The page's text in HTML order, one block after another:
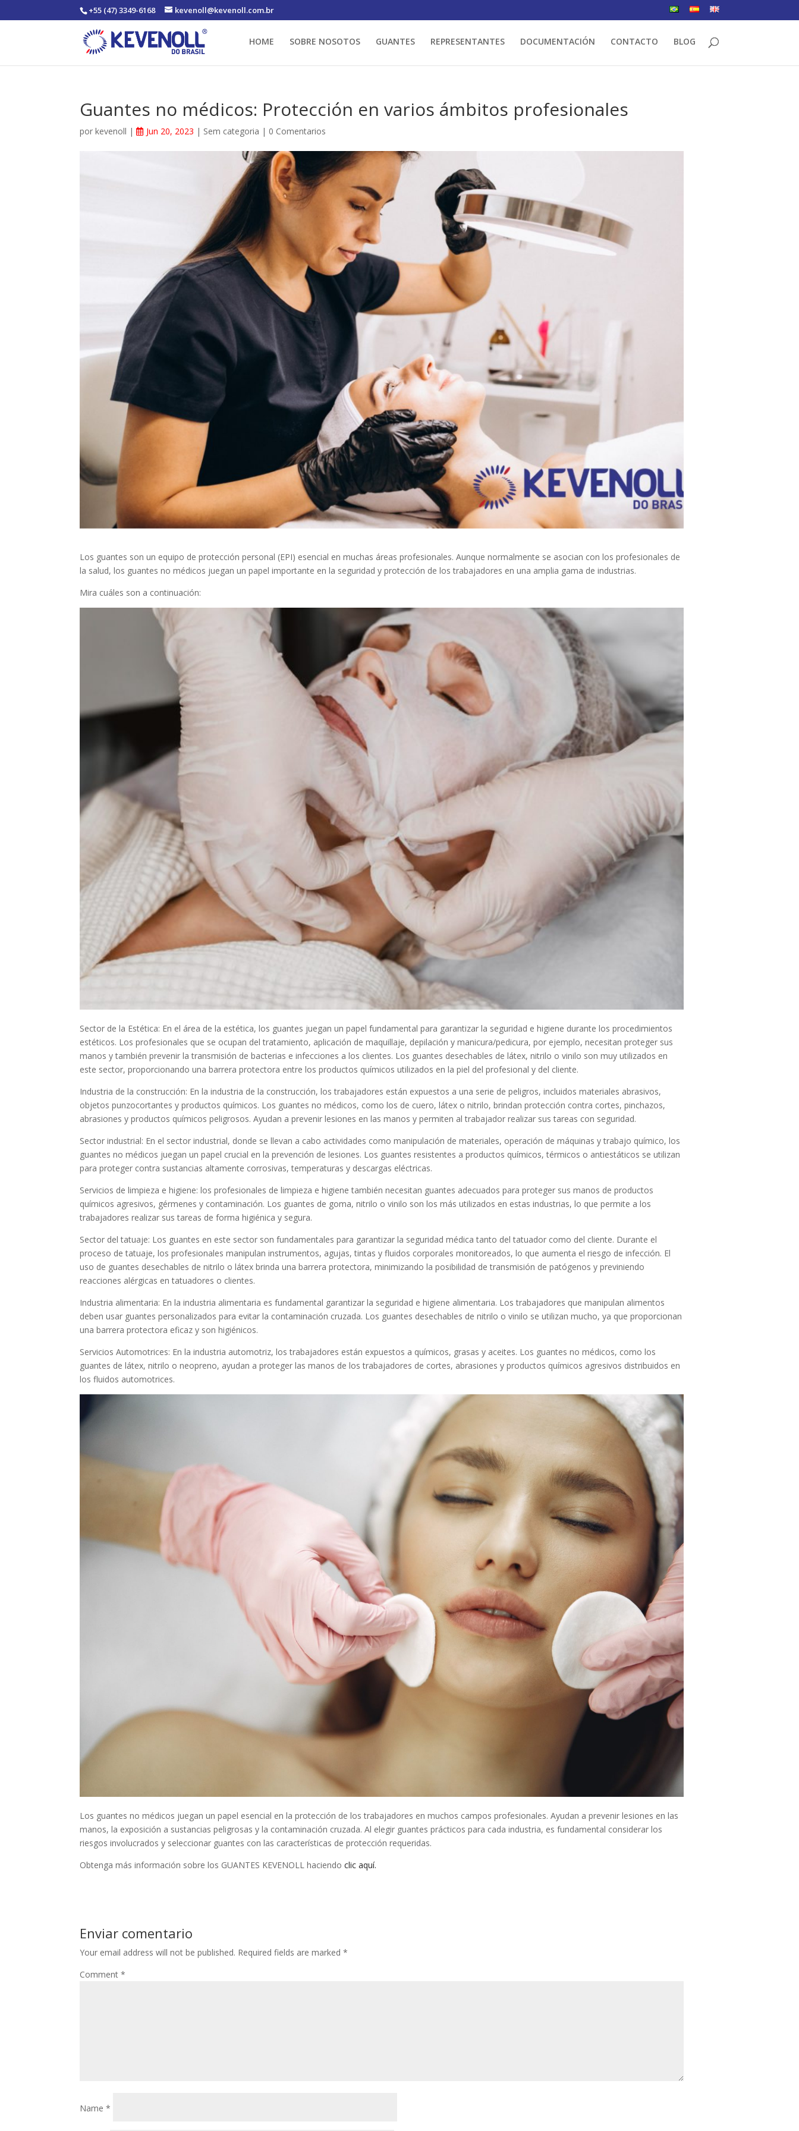
+55 (47) 3349-6168 kevenoll@kevenoll.com.br
HOME SOBRE NOSOTOS GUANTES REPRESENTANTES DOCUMENTACIÓN CONTACTO BLOG
Guantes no médicos: Protección en varios ámbitos profesionales
porkevenoll | Jun 20, 2023 | Sem categoria | 0 Comentarios
Los guantes son un equipo de protección personal (EPI) esencial en muchas áreas profesionales. Aunque normalmente se asocian con los profesionales de
la salud, los guantes no médicos juegan un papel importante en la seguridad y protección de los trabajadores en una amplia gama de industrias.
Mira cuáles son a continuación:
Sector de la Estética: En el área de la estética, los guantes juegan un papel fundamental para garantizar la seguridad e higiene durante los procedimientos
estéticos. Los profesionales que se ocupan del tratamiento, aplicación de maquillaje, depilación y manicura/pedicura, por ejemplo, necesitan proteger sus
manos y también prevenir la transmisión de bacterias e infecciones a los clientes. Los guantes desechables de látex, nitrilo o vinilo son muy utilizados en
este sector, proporcionando una barrera protectora entre los productos químicos utilizados en la piel del profesional y del cliente.
Industria de la construcción: En la industria de la construcción, los trabajadores están expuestos a una serie de peligros, incluidos materiales abrasivos,
objetos punzocortantes y productos químicos. Los guantes no médicos, como los de cuero, látex o nitrilo, brindan protección contra cortes, pinchazos,
abrasiones y productos químicos peligrosos. Ayudan a prevenir lesiones en las manos y permiten al trabajador realizar sus tareas con seguridad.
Sector industrial: En el sector industrial, donde se llevan a cabo actividades como manipulación de materiales, operación de máquinas y trabajo químico, los
guantes no médicos juegan un papel crucial en la prevención de lesiones. Los guantes resistentes a productos químicos, térmicos o antiestáticos se utilizan
para proteger contra sustancias altamente corrosivas, temperaturas y descargas eléctricas.
Servicios de limpieza e higiene: los profesionales de limpieza e higiene también necesitan guantes adecuados para proteger sus manos de productos
químicos agresivos, gérmenes y contaminación. Los guantes de goma, nitrilo o vinilo son los más utilizados en estas industrias, lo que permite a los
trabajadores realizar sus tareas de forma higiénica y segura.
Sector del tatuaje: Los guantes en este sector son fundamentales para garantizar la seguridad médica tanto del tatuador como del cliente. Durante el
proceso de tatuaje, los profesionales manipulan instrumentos, agujas, tintas y fluidos corporales monitoreados, lo que aumenta el riesgo de infección. El
uso de guantes desechables de nitrilo o látex brinda una barrera protectora, minimizando la posibilidad de transmisión de patógenos y previniendo
reacciones alérgicas en tatuadores o clientes.
Industria alimentaria: En la industria alimentaria es fundamental garantizar la seguridad e higiene alimentaria. Los trabajadores que manipulan alimentos
deben usar guantes personalizados para evitar la contaminación cruzada. Los guantes desechables de nitrilo o vinilo se utilizan mucho, ya que proporcionan
una barrera protectora eficaz y son higiénicos.
Servicios Automotrices: En la industria automotriz, los trabajadores están expuestos a químicos, grasas y aceites. Los guantes no médicos, como los
guantes de látex, nitrilo o neopreno, ayudan a proteger las manos de los trabajadores de cortes, abrasiones y productos químicos agresivos distribuidos en
los fluidos automotrices.
Los guantes no médicos juegan un papel esencial en la protección de los trabajadores en muchos campos profesionales. Ayudan a prevenir lesiones en las
manos, la exposición a sustancias peligrosas y la contaminación cruzada. Al elegir guantes prácticos para cada industria, es fundamental considerar los
riesgos involucrados y seleccionar guantes con las características de protección requeridas.
Obtenga más información sobre los GUANTES KEVENOLL haciendoclic aquí.
Enviar comentario
Your email address will not be published. Required fields are marked*
Comment*
Name*